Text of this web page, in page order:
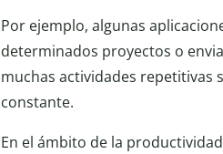
Por ejemplo, algunas
determinados proyectos o
muchas actividades repetitivas
constante.
En el ámbito de la